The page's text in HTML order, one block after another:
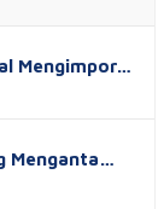
Mengimpor…
Menganta…